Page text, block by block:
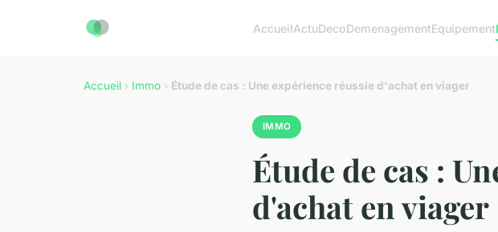
AccueilActuDecoDemenagementEquipement
Accueil › Immo › Étude de cas : Une expérience réussie d'achat en viager
IMMO
Étude de cas :
d'achat en viager